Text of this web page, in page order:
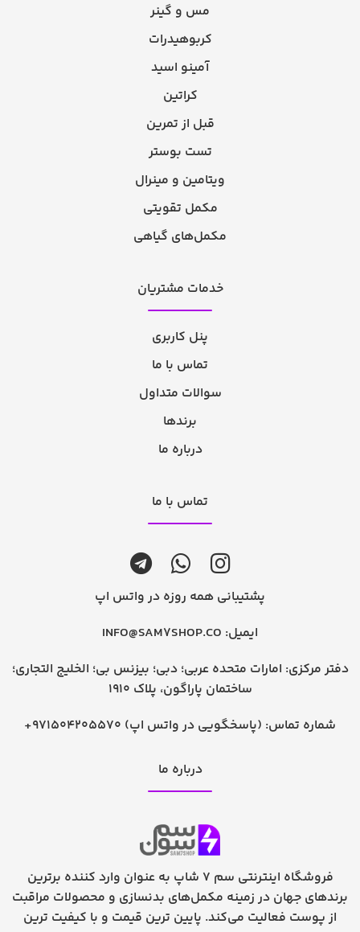
مس و گینر
کربوهیدرات
آمینو اسید
کراتین
قبل از تمرین
تست بوستر
ویتامین و مینرال
مکمل تقویتی
مکمل‌های گیاهی
خدمات مشتریان
پنل کاربری
تماس با ما
سوالات متداول
برندها
درباره ما
تماس با ما
پشتیبانی همه روزه در واتس اپ
ایمیل: INFO@SAM7SHOP.CO
دفتر مرکزی: امارات متحده عربی؛ دبی؛ بیزنس بی؛ الخلیج التجاری؛
ساختمان پاراگون، پلاک 1910
شماره تماس: +971504205570 (پاسخگویی در واتس اپ)
درباره ما
فروشگاه اینترنتی سم 7 شاپ به عنوان وارد کننده برترین
برندهای جهان در زمینه مکمل‌های بدنسازی و محصولات مراقبت
از پوست فعالیت می‌کند. پایین ترین قیمت و با کیفیت ترین